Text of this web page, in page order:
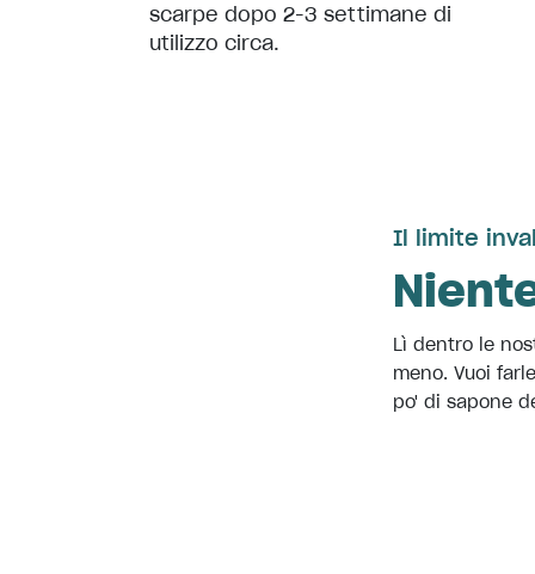
scarpe dopo 2-3 settimane di
utilizzo circa.
Il limite
Lì dentro le
meno. Vuoi
po' di sapone